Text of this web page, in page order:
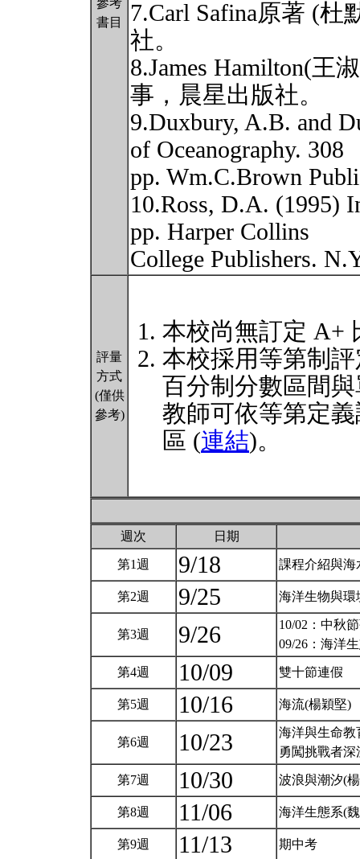
參考
書目
7.Carl Safina原著 (
社。
8.James Hamilton(王
事，晨星出版社。
9.Duxbury, A.B. and
of Oceanography. 308
pp. Wm.C.Brown
10.Ross, D.A. (1995)
pp. Harper Collins
College Publishers.
評量
方式
(僅供
參考)
本校尚無訂定 A+
本校採用等第制
百分制分數區間
教師可依等第定
區 (連結)。
週次 日期
第1週 9/18 課程介紹與
第2週 9/25 海洋生物與
第3週 9/26
10/02：中秋
09/26：海洋
第4週 10/09 雙十節連假
第5週 10/16 海流(楊穎堅)
第6週 10/23
海洋與生命教
勇闖挑戰者
第7週 10/30 波浪與潮汐(
第8週 11/06 海洋生態系(
第9週 11/13 期中考